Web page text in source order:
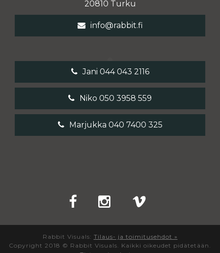
20810 Turku
info@rabbit.fi
Jani 044 043 2116
Niko 050 3958 559
Marjukka 040 7400 325
Rabbit Visuals: Tilaus- ja toimitusehdot »
Copyright 2018 © Rabbit Visuals. Kaikki oikeudet pidätetään.